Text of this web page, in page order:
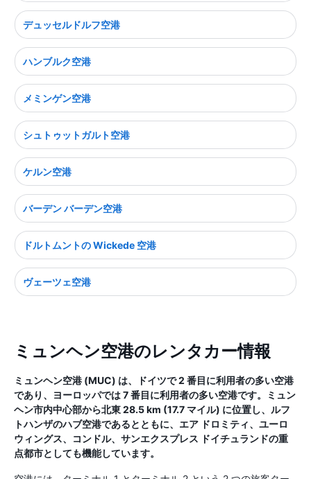
デュッセルドルフ空港
ハンブルク空港
メミンゲン空港
シュトゥットガルト空港
ケルン空港
バーデン バーデン空港
ドルトムントの Wickede 空港
ヴェーツェ空港
ミュンヘン空港のレンタカー情報
ミュンヘン空港 (MUC) は、ドイツで 2 番目に利用者の多い空港
であり、ヨーロッパでは 7 番目に利用者の多い空港です。ミュン
ヘン市内中心部から北東 28.5 km (17.7 マイル) に位置し、ルフ
トハンザのハブ空港であるとともに、エア ドロミティ、ユーロ
ウィングス、コンドル、サンエクスプレス ドイチュランドの重
点都市としても機能しています。